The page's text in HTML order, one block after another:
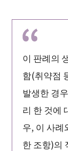
이 판례의
함(취약점
발생한 경
리 한 것에
우, 이 사례
한 조항)의